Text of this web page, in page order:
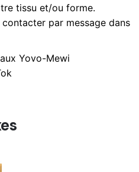
tissu et/ou forme.
contacter par message dans
Yovo-Mewi